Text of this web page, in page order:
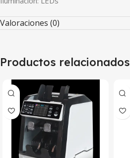
Valoraciones (0)
Productos relacionados